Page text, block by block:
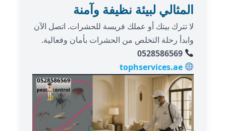
المثالي لبيئة نظيفة وآمنة
لا تترك بيتك أو عملك فريسة للحشرات. اتصل الآن
وابدأ رحلة التخلص من الحشرات بأمان وفعالية.
0528586569
tophservices.ae